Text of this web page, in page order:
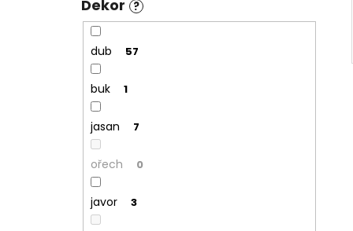
Dekor ?
dub 57
buk 1
jasan 7
ořech 0
javor 3